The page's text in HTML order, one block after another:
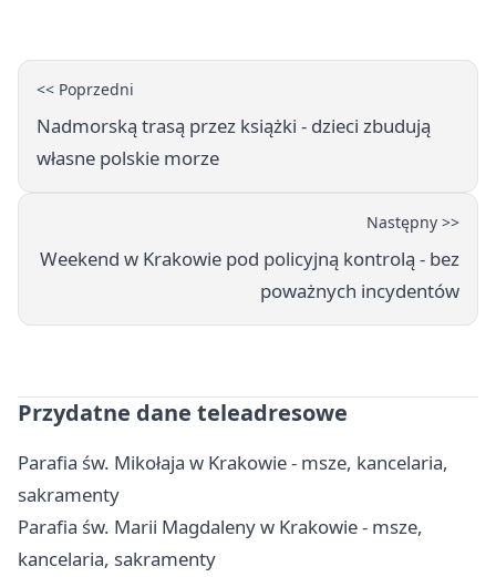
<< Poprzedni
Nadmorską trasą przez książki - dzieci zbudują
własne polskie morze
Następny >>
Weekend w Krakowie pod policyjną kontrolą - bez
poważnych incydentów
Przydatne dane teleadresowe
Parafia św. Mikołaja w Krakowie - msze, kancelaria,
sakramenty
Parafia św. Marii Magdaleny w Krakowie - msze,
kancelaria, sakramenty